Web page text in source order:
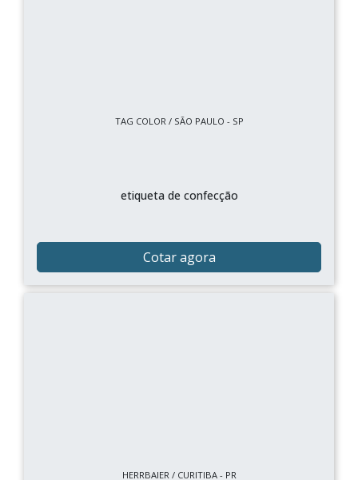
TAG COLOR / SÃO PAULO - SP
etiqueta de confecção
Cotar agora
HERRBAIER / CURITIBA - PR